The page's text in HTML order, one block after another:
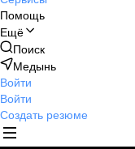
Помощь
Ещё
Поиск
Медынь
Войти
Войти
Создать резюме